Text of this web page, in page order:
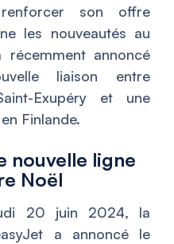
son offre
les nouveautés au
annoncé
liaison entre
Exupéry et une
Finlande.
nouvelle ligne
Noël
20 juin 2024, la
a annoncé le